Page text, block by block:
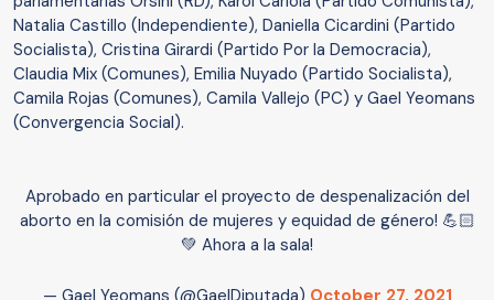
Natalia Castillo (Independiente), Daniella Cicardini (Partido
Socialista), Cristina Girardi (Partido Por la Democracia),
Claudia Mix (Comunes), Emilia Nuyado (Partido Socialista),
Camila Rojas (Comunes), Camila Vallejo (PC) y Gael Yeomans
(Convergencia Social).
Aprobado en particular el proyecto de despenalización del
aborto en la comisión de mujeres y equidad de género! 💪🏻
💚 Ahora a la sala!